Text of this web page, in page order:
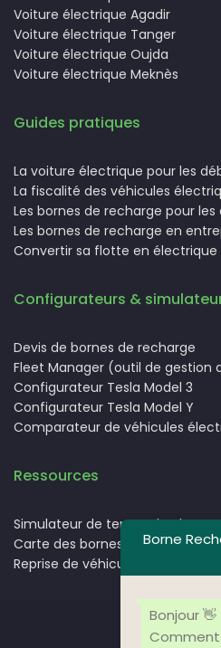
Voiture électrique Agadir
Voiture électrique Tanger
Voiture électrique Oujda
Voiture électrique Meknès
Guides pratiques
La voiture électrique pour les
La fiscalité des véhicules
Les bornes de recharge pour
Les bornes de recharge en
Convertir sa flotte en
Configurateurs &
Devis de bornes de recharge
Fleet Manager (outil de gestion
Configurateur Tesla Model 3
Configurateur Tesla Model Y
Comparateur de véhicules
Ressources
Simulateur de temps de charge.
Carte des bornes de recharge
Reprise de véhicules électriques
Borne
Bonjour 👋
Comment